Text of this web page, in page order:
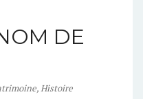
DE
,Histoire